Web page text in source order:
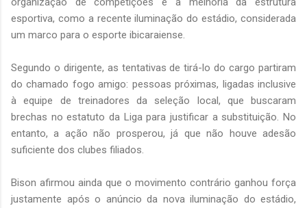
esportiva, como a recente iluminação do estádio, considerada
um marco para o esporte ibicaraiense.
Segundo o dirigente, as tentativas de tirá-lo do cargo partiram
do chamado fogo amigo: pessoas próximas, ligadas inclusive
à equipe de treinadores da seleção local, que buscaram
brechas no estatuto da Liga para justificar a substituição. No
entanto, a ação não prosperou, já que não houve adesão
suficiente dos clubes filiados.
Bison afirmou ainda que o movimento contrário ganhou força
justamente após o anúncio da nova iluminação do estádio,